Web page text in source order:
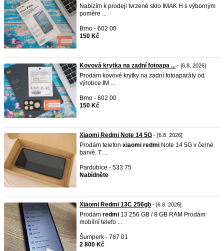
Nabízím k prodeji tvrzené sklo IMAK H s výborným
poměre ...
Brno - 602 00
150 Kč
Kovová krytka na zadní fotoapa ... - [6.8. 2026]
Prodám kovové krytky na zadní fotoaparáty od
výrobce IM ...
Brno - 602 00
150 Kč
Xiaomi Redmi Note 14 5G - [6.8. 2026]
Prodám telefon xiaomi redmi Note 14 5G v černé
barvě. T ...
Pardubice - 533 75
Nabídněte
Xiaomi Redmi 13C 256gb - [6.8. 2026]
Prodám redmi 13 256 GB / 8 GB RAM Prodám
mobilní telefo ...
Šumperk - 787 01
2 800 Kč